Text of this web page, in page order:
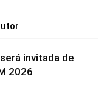
invitada de
2026